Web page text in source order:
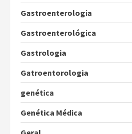
Gastroenterologia
Gastroenterológica
Gastrologia
Gatroentorologia
genética
Genética Médica